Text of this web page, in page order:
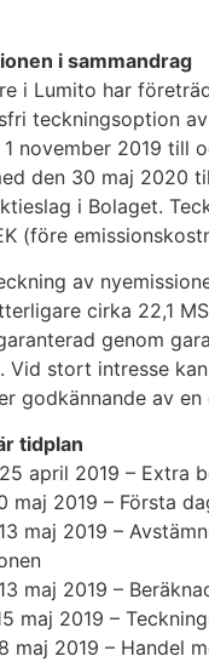
i sammandrag
i Lumito har
teckningsoption
november 2019 till
den 30 maj 2020
i Bolaget.
(före
av
cirka 22,1
genom
Vid stort intresse
godkännande av
tidplan
april 2019 – Extra
maj 2019 – Första
maj 2019 –
maj 2019 –
maj 2019 –
maj 2019 – Handel